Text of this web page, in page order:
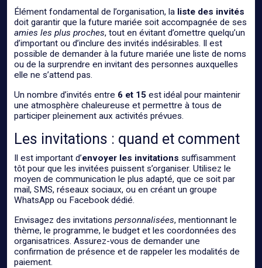
Élément fondamental de l’organisation, la liste des invités
doit garantir que la future mariée soit accompagnée de ses
amies les plus proches, tout en évitant d’omettre quelqu’un
d’important ou d’inclure des invités indésirables. Il est
possible de demander à la future mariée une liste de noms
ou de la surprendre en invitant des personnes auxquelles
elle ne s’attend pas.
Un nombre d’invités entre 6 et 15 est idéal pour maintenir
une atmosphère chaleureuse et permettre à tous de
participer pleinement aux activités prévues.
Les invitations : quand et comment
Il est important d’envoyer les invitations suffisamment
tôt pour que les invitées puissent s’organiser. Utilisez le
moyen de communication le plus adapté, que ce soit par
mail, SMS, réseaux sociaux, ou en créant un groupe
WhatsApp ou Facebook dédié.
Envisagez des invitations personnalisées, mentionnant le
thème, le programme, le budget et les coordonnées des
organisatrices. Assurez-vous de demander une
confirmation de présence et de rappeler les modalités de
paiement.